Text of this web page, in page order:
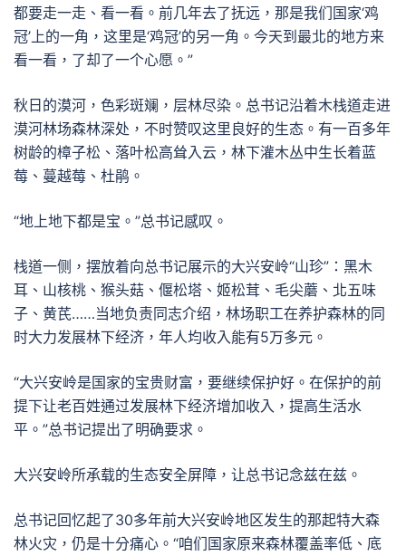
都要走一走、看一看。前几年去了抚远，那是我们国家‘鸡
冠’上的一角，这里是‘鸡冠’的另一角。今天到最北的地方来
看一看，了却了一个心愿。”
秋日的漠河，色彩斑斓，层林尽染。总书记沿着木栈道走进
漠河林场森林深处，不时赞叹这里良好的生态。有一百多年
树龄的樟子松、落叶松高耸入云，林下灌木丛中生长着蓝
莓、蔓越莓、杜鹃。
“地上地下都是宝。”总书记感叹。
栈道一侧，摆放着向总书记展示的大兴安岭“山珍”：黑木
耳、山核桃、猴头菇、偃松塔、姬松茸、毛尖蘑、北五味
子、黄芪……当地负责同志介绍，林场职工在养护森林的同
时大力发展林下经济，年人均收入能有5万多元。
“大兴安岭是国家的宝贵财富，要继续保护好。在保护的前
提下让老百姓通过发展林下经济增加收入，提高生活水
平。”总书记提出了明确要求。
大兴安岭所承载的生态安全屏障，让总书记念兹在兹。
总书记回忆起了30多年前大兴安岭地区发生的那起特大森
林火灾，仍是十分痛心。“咱们国家原来森林覆盖率低、底